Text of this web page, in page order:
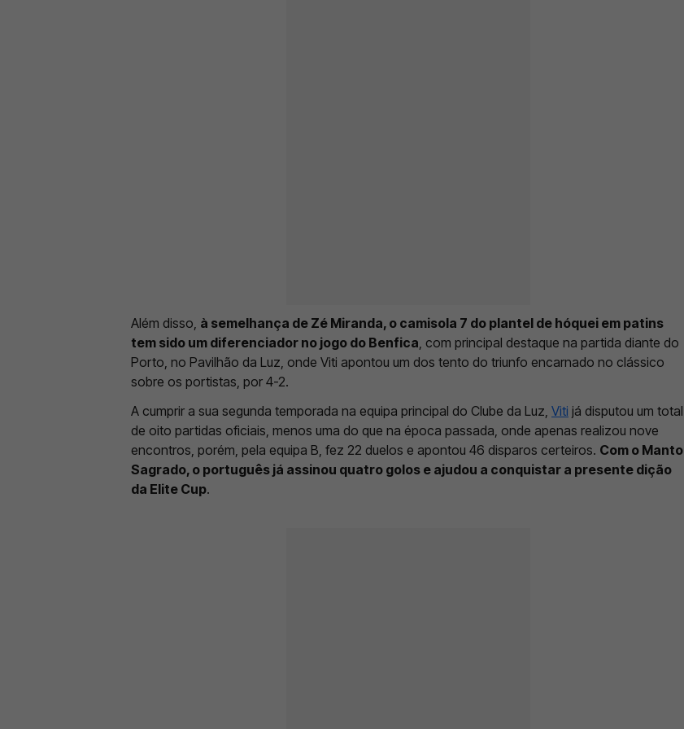
Além disso, à semelhança de Zé Miranda, o camisola 7 do plantel de hóquei em patins
tem sido um diferenciador no jogo do Benfica , com principal destaque na partida diante do
Porto, no Pavilhão da Luz, onde Viti apontou um dos tento do triunfo encarnado no clássico
sobre os portistas, por 4-2.
A cumprir a sua segunda temporada na equipa principal do Clube da Luz, Viti já disputou um total
de oito partidas oficiais, menos uma do que na época passada, onde apenas realizou nove
encontros, porém, pela equipa B, fez 22 duelos e apontou 46 disparos certeiros. Com o Manto
Sagrado, o português já assinou quatro golos e ajudou a conquistar a presente dição
da Elite Cup.